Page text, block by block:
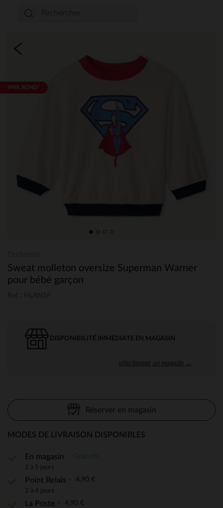
PRIX ROND*
Sweat molleton oversize Superman Warner
pour bébé garçon
DISPONIBILITÉ IMMÉDIATE EN MAGASIN
sélectionner un magasin →
Réserver en magasin
MODES DE LIVRAISON DISPONIBLES
En magasin
2 à 5 jours
Point Relais 4,90 €
2 à 4 jours
La Poste 4,90 €